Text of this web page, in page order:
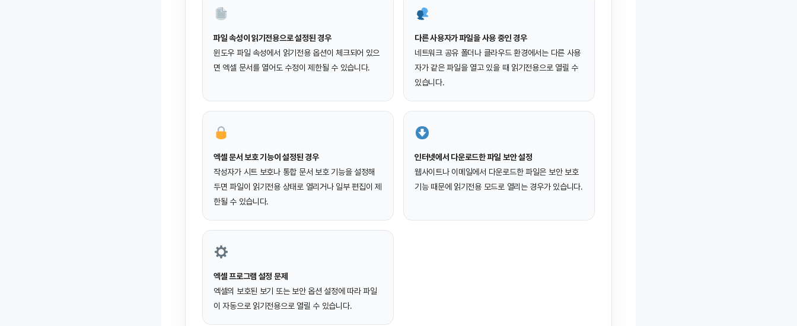
파일 속성이 읽기전용으로 설정된 경우
윈도우 파일 속성에서 읽기전용 옵션이 체크되어 있으
면 엑셀 문서를 열어도 수정이 제한될 수 있습니다.
다른 사용자가 파일을 사용 중인 경우
네트워크 공유 폴더나 클라우드 환경에서는 다른 사용
자가 같은 파일을 열고 있을 때 읽기전용으로 열릴 수
있습니다.
엑셀 문서 보호 기능이 설정된 경우
작성자가 시트 보호나 통합 문서 보호 기능을 설정해
두면 파일이 읽기전용 상태로 열리거나 일부 편집이 제
한될 수 있습니다.
인터넷에서 다운로드한 파일 보안 설정
웹사이트나 이메일에서 다운로드한 파일은 보안 보호
기능 때문에 읽기전용 모드로 열리는 경우가 있습니다.
엑셀 프로그램 설정 문제
엑셀의 보호된 보기 또는 보안 옵션 설정에 따라 파일
이 자동으로 읽기전용으로 열릴 수 있습니다.